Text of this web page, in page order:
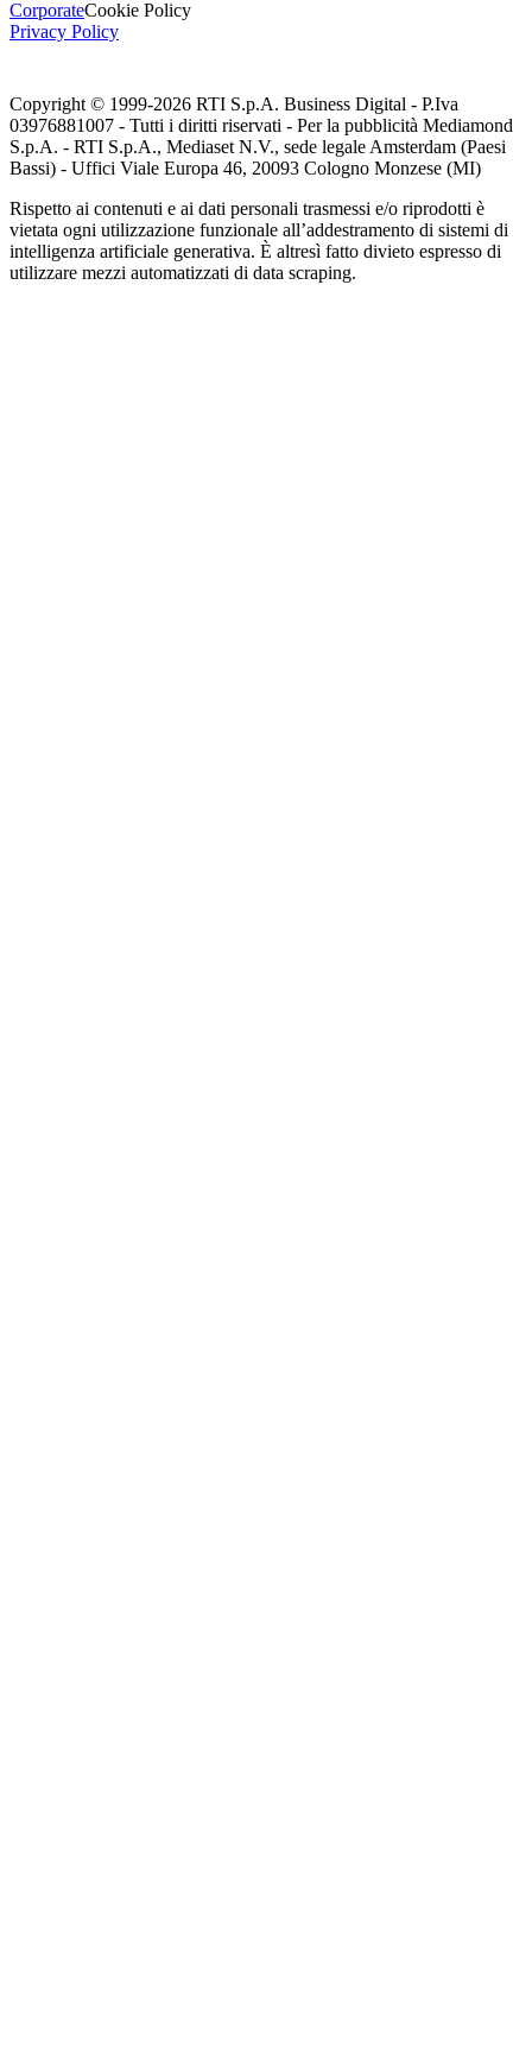
CorporateCookie Policy
Privacy Policy
Copyright © 1999-2026 RTI S.p.A. Business Digital - P.Iva
03976881007 - Tutti i diritti riservati - Per la pubblicità Mediamond
S.p.A. - RTI S.p.A., Mediaset N.V., sede legale Amsterdam (Paesi
Bassi) - Uffici Viale Europa 46, 20093 Cologno Monzese (MI)
Rispetto ai contenuti e ai dati personali trasmessi e/o riprodotti è
vietata ogni utilizzazione funzionale all’addestramento di sistemi di
intelligenza artificiale generativa. È altresì fatto divieto espresso di
utilizzare mezzi automatizzati di data scraping.